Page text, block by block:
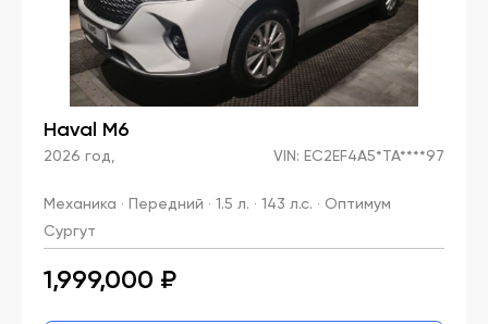
Haval M6
2026 год, VIN: EC2EF4A5*TA****97
Механика · Передний · 1.5 л. · 143 л.с. · Оптимум
Сургут
1,999,000 ₽